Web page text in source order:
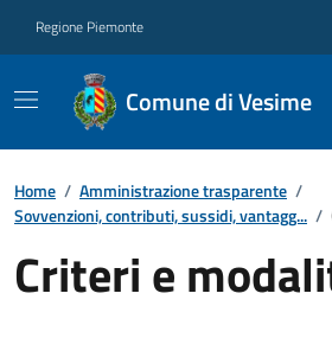
Regione Piemonte
Comune di Vesime
Home / Amministrazione trasparente /
Sovvenzioni, contributi, sussidi, vantagg... /
Criteri e